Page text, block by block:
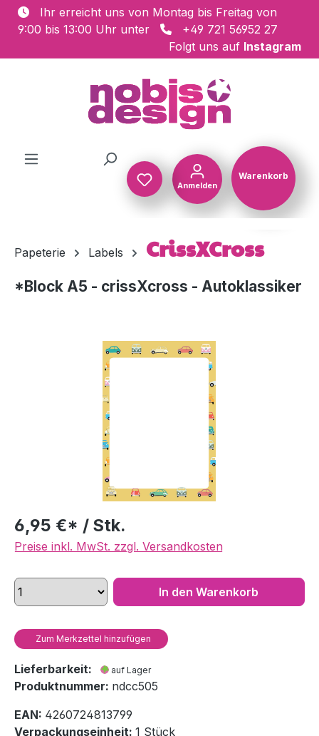
Zum Hauptinhalt springen
Ihr erreicht uns von Montag bis Freitag von
9:00 bis 13:00 Uhr unter
+49 721 56952 27
Folgt uns auf Instagram
Anmelden
Warenkorb
Papeterie Labels CrissXCross
*Block A5 - crissXcross - Autoklassiker
Bildergalerie überspringen
6,95 €* / Stk.
Preise inkl. MwSt. zzgl. Versandkosten
In den Warenkorb
Zum Merkzettel hinzufügen
Lieferbarkeit: auf Lager
Produktnummer: ndcc505
EAN: 4260724813799
Verpackungseinheit: 1 Stück